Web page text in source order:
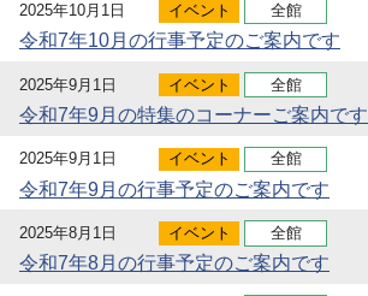
2025年10月1日 イベント 全館
令和7年10月の行事予定のご案内です
2025年9月1日 イベント 全館
令和7年9月の特集のコーナーご案内です
2025年9月1日 イベント 全館
令和7年9月の行事予定のご案内です
2025年8月1日 イベント 全館
令和7年8月の行事予定のご案内です